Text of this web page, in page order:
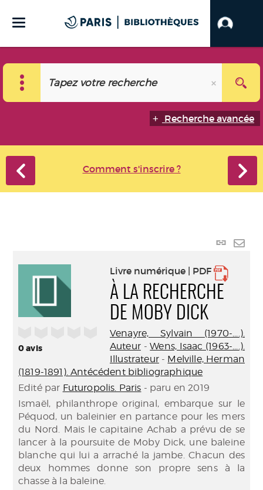
Recherche avancée
Comment s'inscrire ?
Lien
0avis
Livre numérique | PDF
À LA RECHERCHE
DE MOBY DICK
Venayre, Sylvain (1970-....).
Auteur-Wens, Isaac (1963-....).
Illustrateur- Melville, Herman
(1819-1891). Antécédent bibliographique
Edité par Futuropolis. Paris - paru en 2019
Ismaël, philanthrope original, embarque sur le
Péquod, un baleinier en partance pour les mers
du Nord. Mais le capitaine Achab a prévu de se
lancer à la poursuite de Moby Dick, une baleine
blanche qui lui a arraché la jambe. Chacun des
deux hommes donne son propre sens à la
chasse à la baleine.